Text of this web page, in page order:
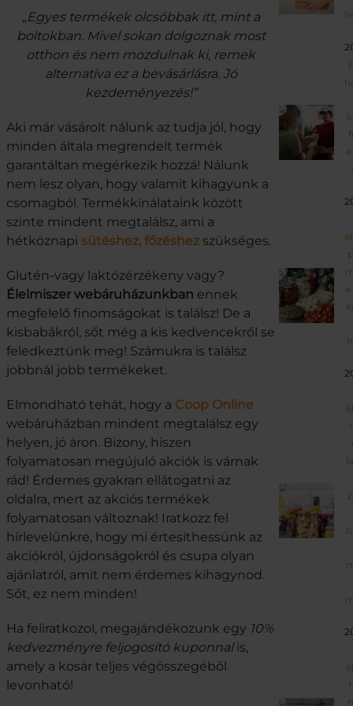
„Egyes termékek olcsóbbak itt, mint a
boltokban. Mivel sokan dolgoznak most
otthon és nem mozdulnak ki, remek
alternatíva ez a bevásárlásra. Jó
kezdeményezés!”
Aki már vásárolt nálunk az tudja jól, hogy
minden általa megrendelt termék
garantáltan megérkezik hozzá! Nálunk
nem lesz olyan, hogy valamit kihagyunk a
csomagból. Termékkínálataink között
szinte mindent megtalálsz, ami a
hétköznapi sütéshez, főzéshez szükséges.
Glutén-vagy laktózérzékeny vagy?
Élelmiszer webáruházunkban ennek
megfelelő finomságokat is találsz! De a
kisbabákról, sőt még a kis kedvencekről se
feledkeztünk meg! Számukra is találsz
jobbnál jobb termékeket.
Elmondható tehát, hogy a Coop Online
webáruházban mindent megtalálsz egy
helyen, jó áron. Bizony, hiszen
folyamatosan megújuló akciók is várnak
rád! Érdemes gyakran ellátogatni az
oldalra, mert az akciós termékek
folyamatosan változnak! Iratkozz fel
hírlevelünkre, hogy mi értesíthessünk az
akciókról, újdonságokról és csupa olyan
ajánlatról, amit nem érdemes kihagynod.
Sőt, ez nem minden!
Ha feliratkozol, megajándékozunk egy 10%
kedvezményre feljogosító kuponnalis,
amely a kosár teljes végösszegéből
levonható!